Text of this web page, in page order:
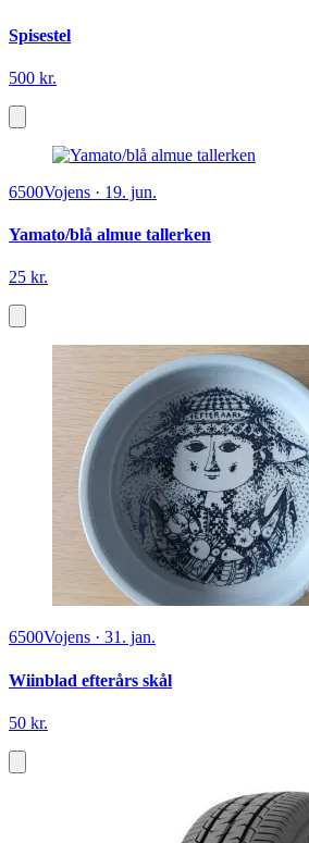
Spisestel
500 kr.
6500Vojens · 19. jun.
Yamato/blå almue tallerken
25 kr.
6500Vojens · 31. jan.
Wiinblad efterårs skål
50 kr.